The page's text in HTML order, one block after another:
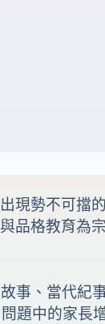
現勢不可擋
品格教育
事、當代紀
題中的家